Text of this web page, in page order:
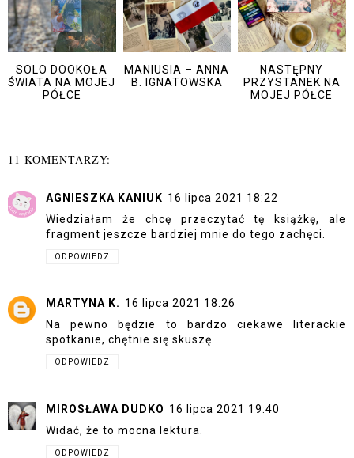
SOLO DOOKOŁA
ŚWIATA NA MOJEJ
PÓŁCE
MANIUSIA – ANNA
B. IGNATOWSKA
NASTĘPNY
PRZYSTANEK NA
MOJEJ PÓŁCE
11 KOMENTARZY:
AGNIESZKA KANIUK 16 lipca 2021 18:22
Wiedziałam że chcę przeczytać tę książkę, ale
fragment jeszcze bardziej mnie do tego zachęci.
ODPOWIEDZ
MARTYNA K. 16 lipca 2021 18:26
Na pewno będzie to bardzo ciekawe literackie
spotkanie, chętnie się skuszę.
ODPOWIEDZ
MIROSŁAWA DUDKO 16 lipca 2021 19:40
Widać, że to mocna lektura.
ODPOWIEDZ